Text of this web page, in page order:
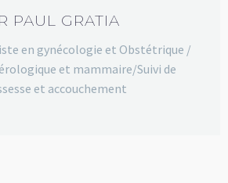
PAUL GRATIA
en gynécologie et Obstétrique /
et mammaire/Suivi de
et accouchement